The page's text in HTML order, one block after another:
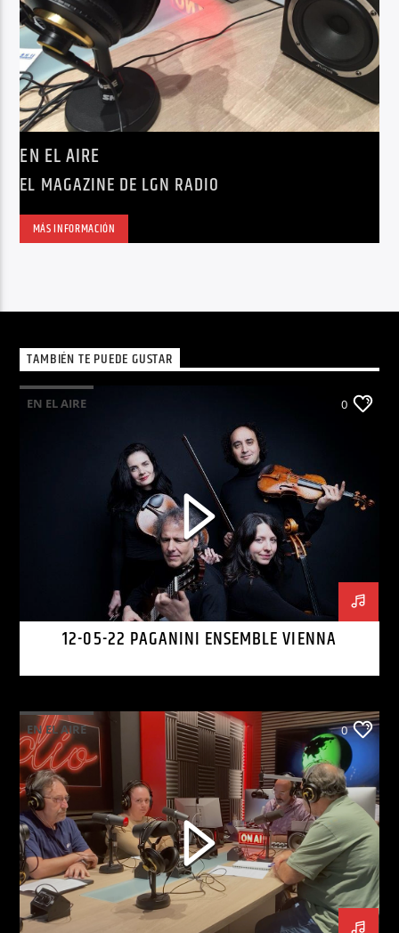
EN EL AIRE
EL MAGAZINE DE LGN RADIO
MÁS INFORMACIÓN
TAMBIÉN TE PUEDE GUSTAR
EN EL AIRE 0
12-05-22 PAGANINI ENSEMBLE VIENNA
EN EL AIRE 0